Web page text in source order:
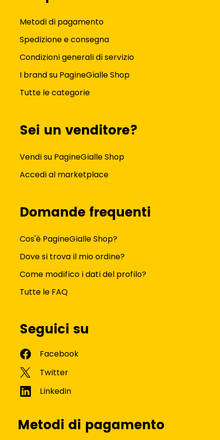
Metodi di pagamento
Spedizione e consegna
Condizioni generali di servizio
I brand su PagineGialle Shop
Tutte le categorie
Sei un venditore?
Vendi su PagineGialle Shop
Accedi al marketplace
Domande frequenti
Cos'è PagineGialle Shop?
Dove si trova il mio ordine?
Come modifico i dati del profilo?
Tutte le FAQ
Seguici su
Metodi di pagamento